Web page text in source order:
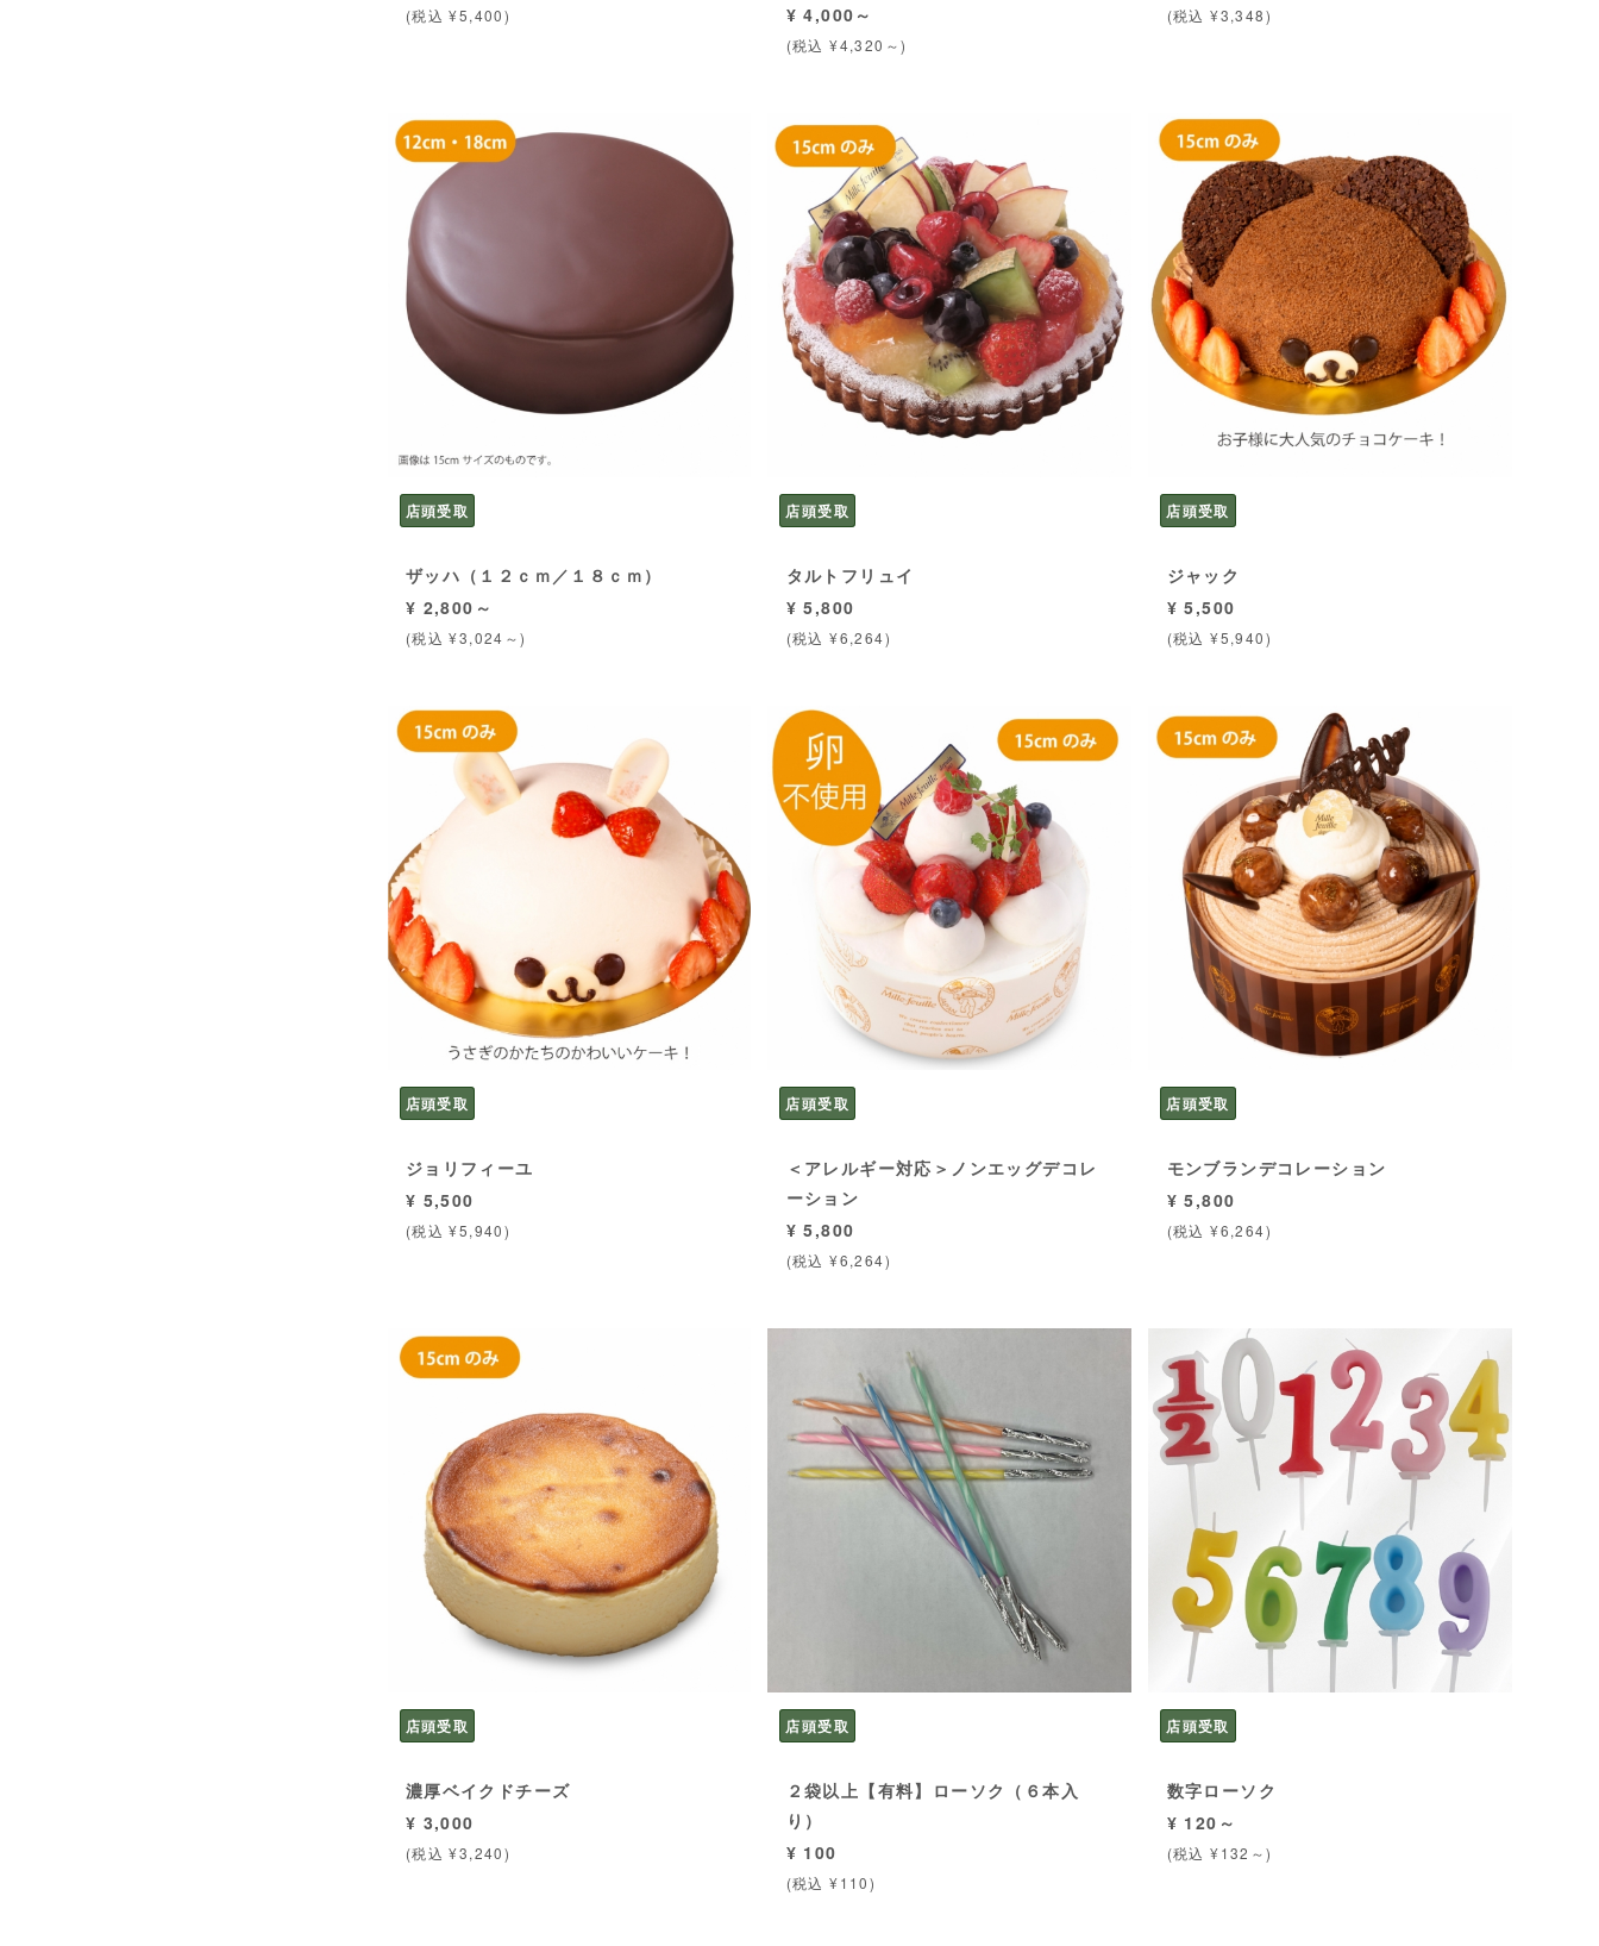
(税込 ¥5,400)
¥ 4,000～
(税込 ¥4,320～)
(税込 ¥3,348)
店頭受取
ザッハ（１２ｃｍ／１８ｃｍ）
¥ 2,800～
(税込 ¥3,024～)
店頭受取
タルトフリュイ
¥ 5,800
(税込 ¥6,264)
店頭受取
ジャック
¥ 5,500
(税込 ¥5,940)
店頭受取
ジョリフィーユ
¥ 5,500
(税込 ¥5,940)
店頭受取
＜アレルギー対応＞ノンエッグデコレ
ーション
¥ 5,800
(税込 ¥6,264)
店頭受取
モンブランデコレーション
¥ 5,800
(税込 ¥6,264)
店頭受取
濃厚ベイクドチーズ
¥ 3,000
(税込 ¥3,240)
店頭受取
２袋以上【有料】ローソク（６本入
り）
¥ 100
(税込 ¥110)
店頭受取
数字ローソク
¥ 120～
(税込 ¥132～)